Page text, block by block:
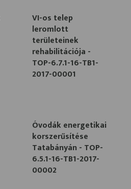
VI-os telep
leromlott
területeinek
rehabilitációja -
TOP-6.7.1-16-TB1-
2017-00001
Óvodák energetikai
korszerűsítése
Tatabányán - TOP-
6.5.1-16-TB1-2017-
00002